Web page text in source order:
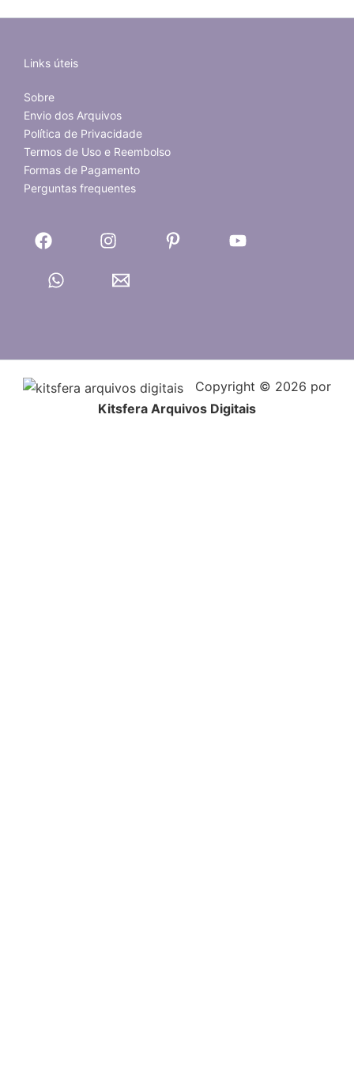
Links úteis
Sobre
Envio dos Arquivos
Política de Privacidade
Termos de Uso e Reembolso
Formas de Pagamento
Perguntas frequentes
Copyright © 2026 por
Kitsfera Arquivos Digitais